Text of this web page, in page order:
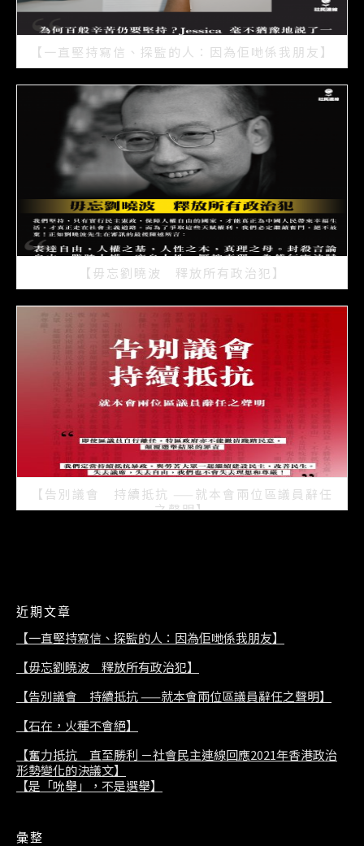
【一直堅持寫信、探監的人：因為佢哋係我朋友】
2021/07/15
【毋忘劉曉波 釋放所有政治犯】
【告別議會 持續抵抗 ——就本會兩位區議員辭任
之聲明】
近期文章
【一直堅持寫信、探監的人：因為佢哋係我朋友】
【毋忘劉曉波 釋放所有政治犯】
【告別議會 持續抵抗 ——就本會兩位區議員辭任之聲明】
【石在，火種不會絕】
【奮力抵抗 直至勝利 －社會民主連線回應2021年香港政治
形勢變化的決議文】
【是「吮舉」，不是選舉】
彙整